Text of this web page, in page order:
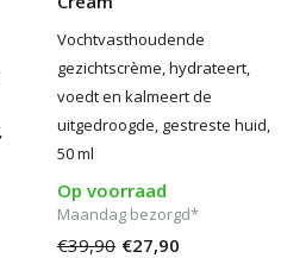
Vochtvasthoudende
gezichtscrème, hydrateert,
voedt en kalmeert de
uitgedroogde, gestreste huid,
50 ml
Op voorraad
Maandag bezorgd*
€39,90 €27,90